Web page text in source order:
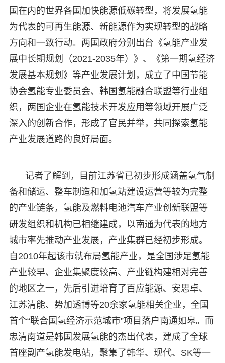
国在内的世界各国加快能源低碳转型，将发展氢能
为代表的可再生能源、新能源作为实现转型的战略
方向和一致行动。两国政府分别出台《氢能产业发
展中长期规划（2021-2035年）》、《第一期氢经济
发展基本规划》等产业发展计划，成立了中国节能
协会氢能专业委员会、韩国氢能融合联盟等行业组
织，两国企业在氢能技术开发应用等领域开展广泛
深入的创新合作，形成了官民并举，共同探索氢能
产业发展道路的良好局面。
记者了解到，目前江苏省已初步形成涵盖氢气制
备和储运、整车制造和加氢站建设运营等较为完整
的产业链条，氢能及燃料电池汽车产业创新联盟等
研发组织和机构已相继建成，以南通为代表的地方
城市率先推动产业发展，产业集群已经初步形成。
自2010年起该市就布局氢能产业，是全国涉足氢能
产业较早、企业集聚度较高、产业链构建相对完善
的地区之一，先后引进培育了百应能源、安思卓、
江苏清能、势加透博等20余家氢能相关企业，全国
首个“联合国氢经济示范城市”项目落户南通如皋。而
忠清南道是韩国发展氢能的杰出代表，建成了全球
首座副产氢能发电站，聚集了韩华、现代、SK等一